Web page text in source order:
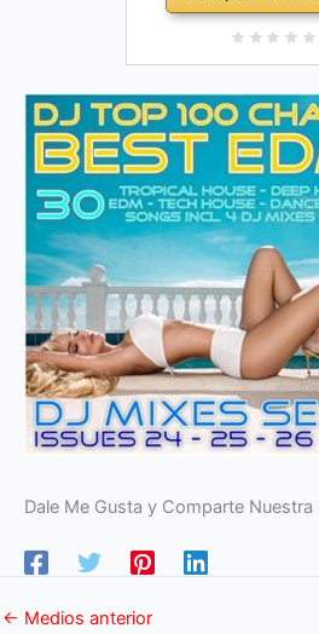
Dale Me Gusta y Comparte Nuestra
← Medios anterior